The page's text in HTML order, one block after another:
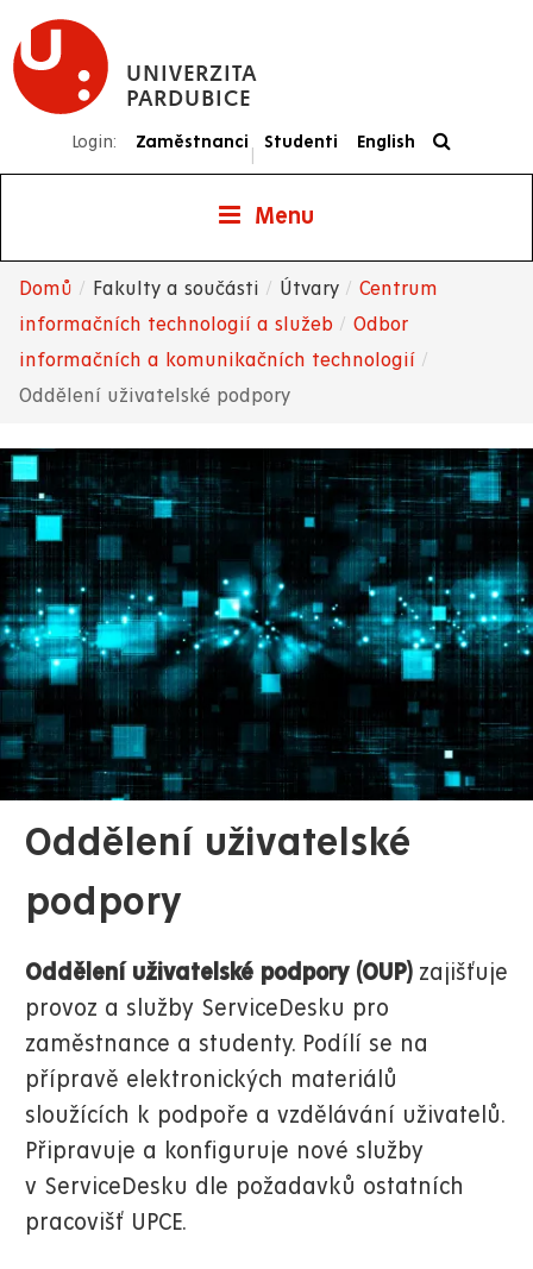
Přejít
hlavnímu
UNIVERZITA
PARDUBICE
Login: Zaměstnanci
|
Studenti English
Menu
Drobečková
navigace
Domů Fakulty a součásti Útvary
Centrum
informačních technologií a služeb
Odbor
informačních a komunikačních technologií
Oddělení uživatelské podpory
Oddělení uživatelské
podpory
Oddělení uživatelské podpory (OUP)zajišťuje
provoz a služby ServiceDesku pro
zaměstnance a studenty. Podílí se na
přípravě elektronických materiálů
sloužících k podpoře a vzdělávání uživatelů.
Připravuje a konfiguruje nové služby
v ServiceDesku dle požadavků ostatních
pracovišť UPCE.